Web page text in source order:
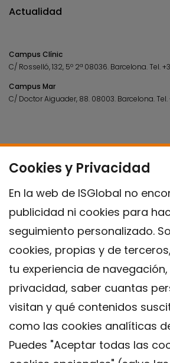
Cookies y Privacidad
En la web de ISGlobal no
publicidad ni cookies para
seguimiento personalizado.
cookies, propias y de
tu experiencia de
privacidad, saber cuantas
visitan y qué contenidos
como las cookies analíticas
Puedes "Aceptar todas las
Actualidad
Campus Clínic
C/ Rosselló, 132, 5º 2ª 08036. Barcelona.Tel.
Campus Mar
C/ Doctor Aiguader, 88. 08003. Barcelona.Tel.